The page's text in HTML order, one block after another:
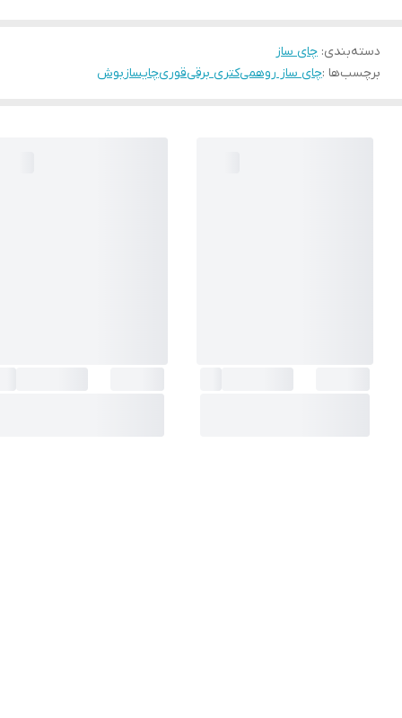
دسته‌بندی: چای ساز
برچسب‌ها :چای ساز روهمیکتری برقیقوریچایسازبوش